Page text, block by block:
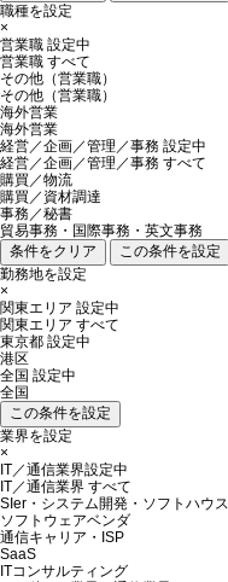
職種を設定
×
営業職 設定中
営業職 すべて
その他（営業職）
その他（営業職）
海外営業
海外営業
経営／企画／管理／事務 設定中
経営／企画／管理／事務 すべて
購買／物流
購買／資材調達
事務／秘書
貿易事務・国際事務・英文事務
条件をクリア
この条件を設定
勤務地を設定
×
関東エリア 設定中
関東エリア すべて
東京都 設定中
港区
全国 設定中
全国
この条件を設定
業界を設定
×
IT／通信業界設定中
IT／通信業界 すべて
SIer・システム開発・ソフトハウス
ソフトウェアベンダ
通信キャリア・ISP
SaaS
ITコンサルティング